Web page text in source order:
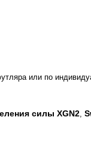
или по
силы XGN2,